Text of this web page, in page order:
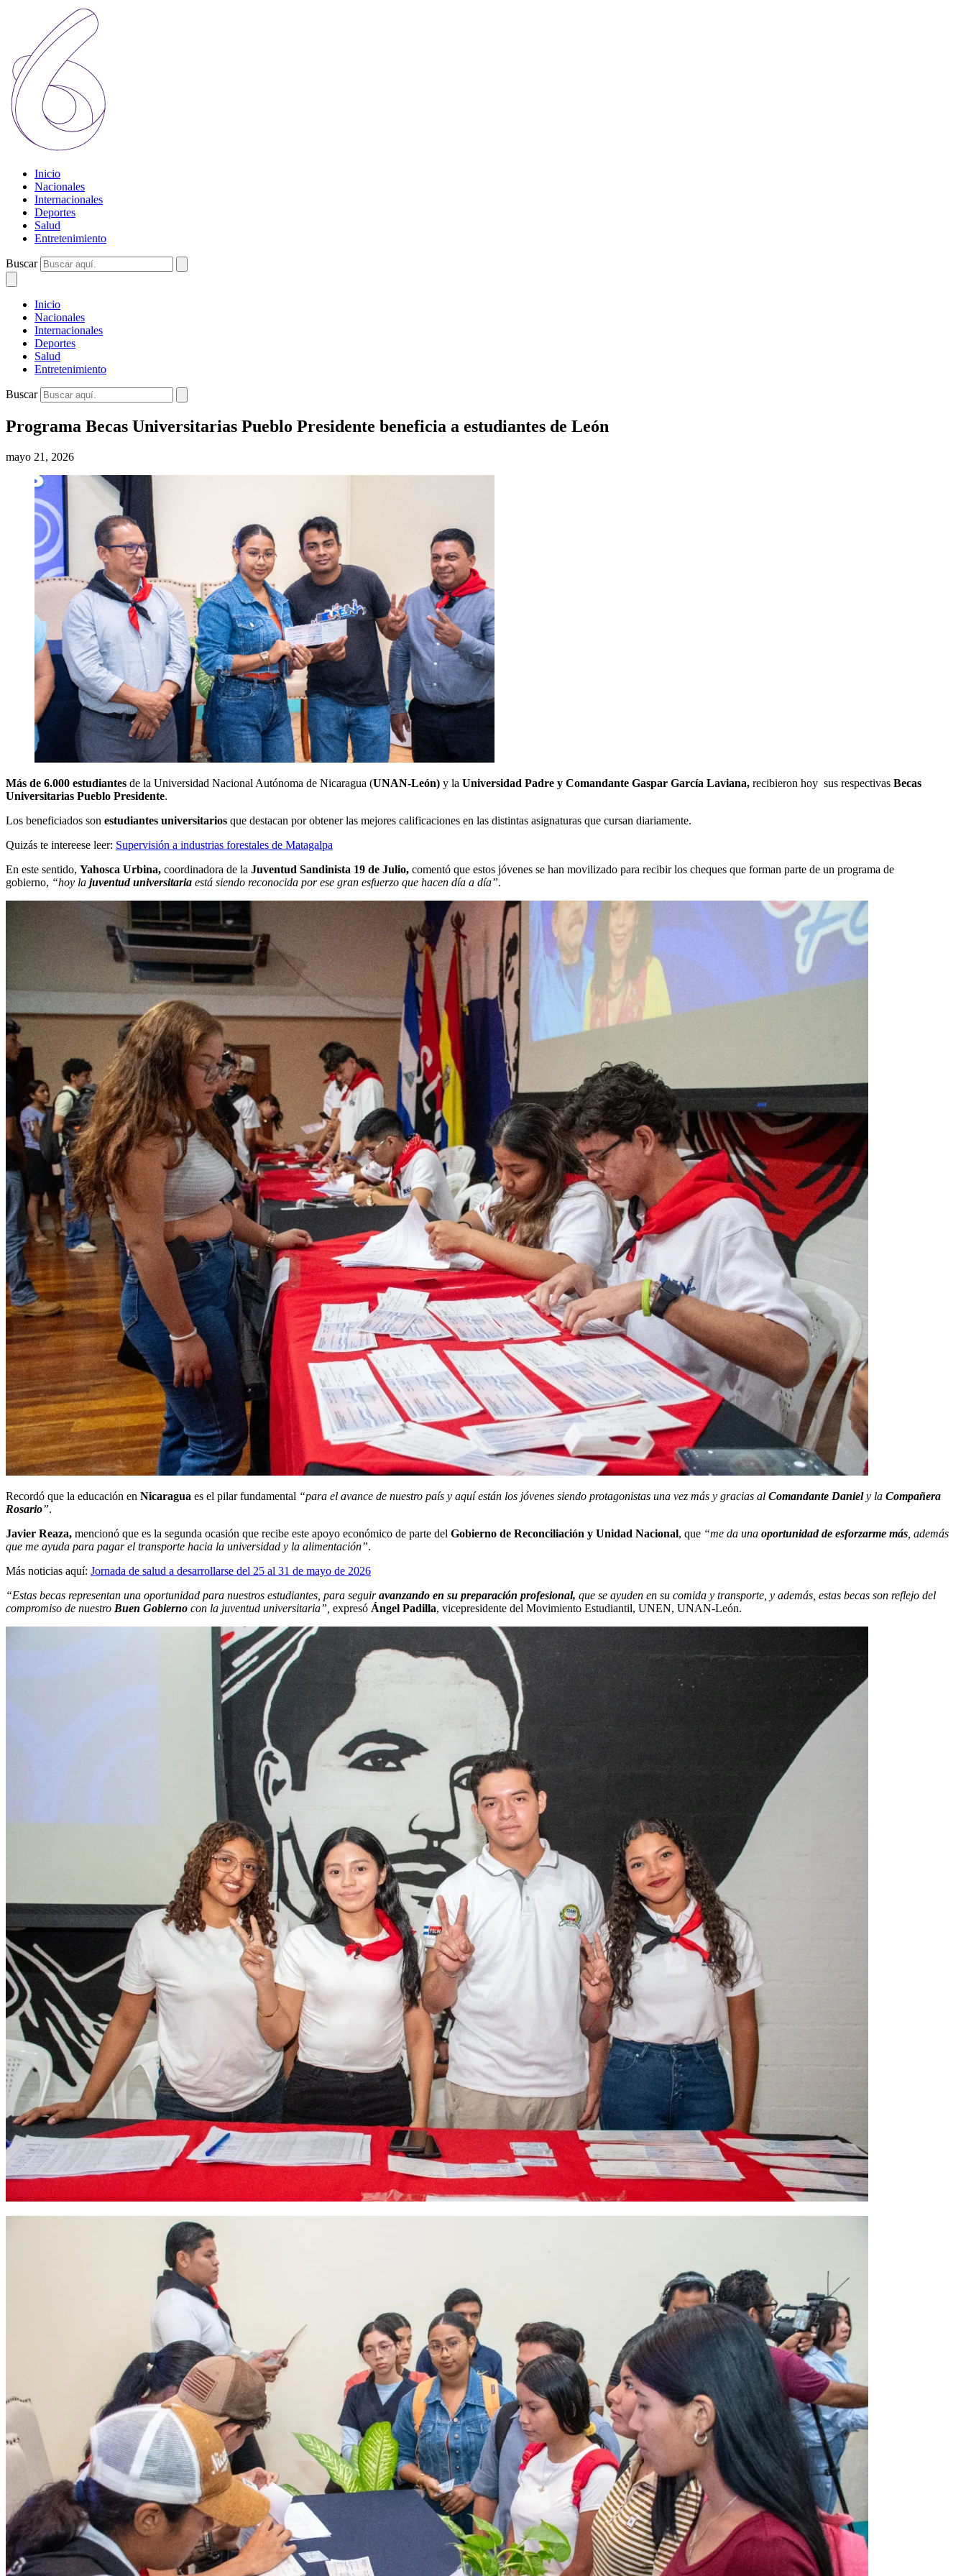
Inicio
Nacionales
Internacionales
Deportes
Salud
Entretenimiento
Buscar
Inicio
Nacionales
Internacionales
Deportes
Salud
Entretenimiento
Buscar
Programa Becas Universitarias Pueblo Presidente beneficia a estudiantes de León
mayo 21, 2026
Más de 6.000 estudiantes de la Universidad Nacional Autónoma de Nicaragua (UNAN-León) y la Universidad Padre y Comandante Gaspar García Laviana, recibieron hoy sus respectivas Becas
Universitarias Pueblo Presidente.
Los beneficiados son estudiantes universitarios que destacan por obtener las mejores calificaciones en las distintas asignaturas que cursan diariamente.
Quizás te intereese leer: Supervisión a industrias forestales de Matagalpa
En este sentido, Yahosca Urbina, coordinadora de la Juventud Sandinista 19 de Julio, comentó que estos jóvenes se han movilizado para recibir los cheques que forman parte de un programa de
gobierno, “hoy la juventud universitaria está siendo reconocida por ese gran esfuerzo que hacen día a día”.
Recordó que la educación en Nicaragua es el pilar fundamental “para el avance de nuestro país y aquí están los jóvenes siendo protagonistas una vez más y gracias al Comandante Daniely la Compañera
Rosario”.
Javier Reaza, mencionó que es la segunda ocasión que recibe este apoyo económico de parte del Gobierno de Reconciliación y Unidad Nacional, que “me da una oportunidad de esforzarme más , además
que me ayuda para pagar el transporte hacia la universidad y la alimentación”.
Más noticias aquí: Jornada de salud a desarrollarse del 25 al 31 de mayo de 2026
“Estas becas representan una oportunidad para nuestros estudiantes, para seguiravanzando en su preparación profesional, que se ayuden en su comida y transporte, y además, estas becas son reflejo del
compromiso de nuestro Buen Gobierno con la juventud universitaria”, expresó Ángel Padilla, vicepresidente del Movimiento Estudiantil, UNEN, UNAN-León.